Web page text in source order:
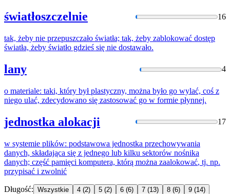
światłoszczelnie 16
tak, żeby nie przepuszczało światła; tak, żeby zablokować dostęp
światła, żeby światło gdzieś się nie dostawało.
lany 4
o materiale: taki, który był plastyczny, można było go wylać, coś z
niego ulać, zdecydowano się zastosować go w formie płynnej.
jednostka alokacji 17
w systemie plików: podstawowa jednostka przechowywania
danych, składająca się z jednego lub kilku sektorów nośnika
danych; część pamięci komputera, którą można zaalokować, tj. np.
przypisać i zwolnić
Długość: Wszystkie 4 (2) 5 (2) 6 (6) 7 (13) 8 (6) 9 (14)